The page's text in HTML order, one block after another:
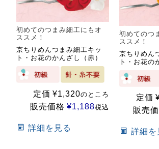
初めてのつまみ細工にもオ
ススメ！
京ちりめんつまみ細工キッ
ト・お花のかんざし（赤）
定価 ¥1,320のところ
販売価格 ¥1,188税込
詳細を見る
初めてのつ
ススメ！
京ちりめん
ト・お花の
定価
販売
詳細を